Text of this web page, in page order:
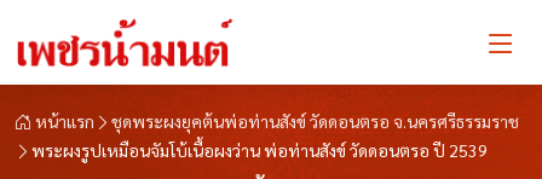
หน้าแรก
ชุดพระผงยุคต้นพ่อท่านสังข์ วัดดอนตรอ จ.นครศรีธรรมราช
พระผงรูปเหมือนจัมโบ้เนื้อผงว่าน พ่อท่านสังข์ วัดดอนตรอ ปี 2539